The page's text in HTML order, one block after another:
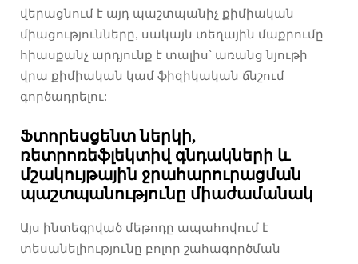
վերացնում է այդ պաշտպանիչ քիմիական
միացությունները, սակայն տեղային մաքրումը
հիասքանչ արդյունք է տալիս՝ առանց նյութի
վրա քիմիական կամ ֆիզիկական ճնշում
գործադրելու:
Ֆտորեսցենտ ներկի,
ռետրոռեֆլեկտիվ գնդակների և
մշակույթային ջրահարուրացման
պաշտպանությունը միաժամանակ
Այս ինտեգրված մեթոդը ապահովում է
տեսանելիությունը բոլոր շահագործման